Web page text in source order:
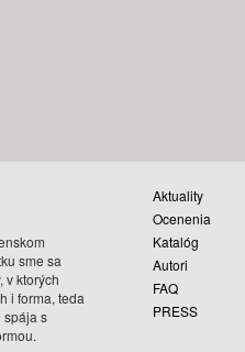
sme sa
v ktorých
i forma, teda
spája s
Aktuality
Ocenenia
Katalóg
Autori
FAQ
PRESS